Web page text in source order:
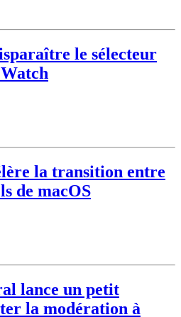
le sélecteur
la transition entre
de macOS
lance un petit
la modération à